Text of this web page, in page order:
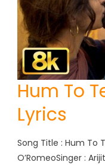
Hum To
Lyrics
Song Title : Hum To
O’RomeoSinger :